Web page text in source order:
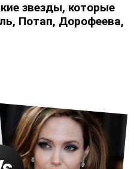
звезды, которые
Потап, Дорофеева,